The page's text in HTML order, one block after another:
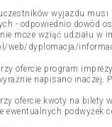
wyjazdu musi
- odpowiednio dowód
może wziąć udziału w
web/dyplomacja/
ofercie program
napisano inaczej.
ofercie kwoty na bilety
ewentualnych podwyżek